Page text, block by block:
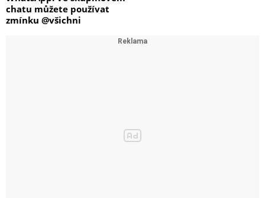
chatu můžete používat
zmínku @všichni